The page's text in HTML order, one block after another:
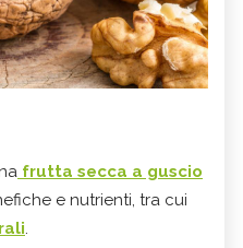
frutta secca a guscio
e nutrienti, tra cui
.